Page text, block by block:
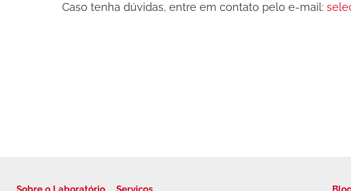
Caso tenha dúvidas, entre em contato pelo e-mail: